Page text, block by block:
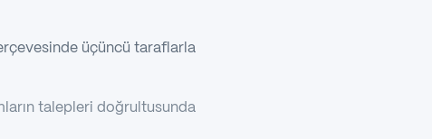
üçüncü taraflarla
talepleri doğrultusunda